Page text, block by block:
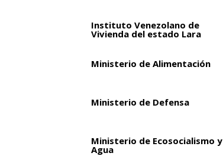
Instituto Venezolano de
Vivienda del estado Lara
Ministerio de Alimentación
Ministerio de Defensa
Ministerio de Ecosocialismo y
Agua